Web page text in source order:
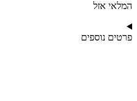
המלאי אזל
פרטים נוספים